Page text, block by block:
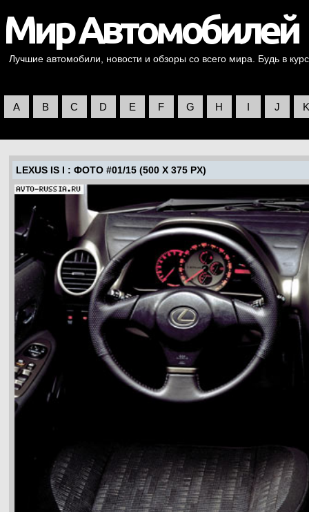
Лучшие автомобили, новости и обзоры со всего мира. Будь в
A B C D E F G H I J K
LEXUS IS I : ФОТО #01/15 (500 X 375 PX)